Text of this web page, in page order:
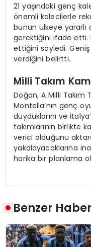
21 yaşındaki genç
önemli kalecilerle
bunun ülkeye yararlı
gerektiğini ifade etti.
ettiğini söyledi.
verdiğini belirtti.
Milli Takım
Doğan, A Milli Takım
Montella’nın genç
duyduklarını ve
takımlarının birlikte
verici olduğunu
yakalayacaklarına
harika bir planlama
Benzer